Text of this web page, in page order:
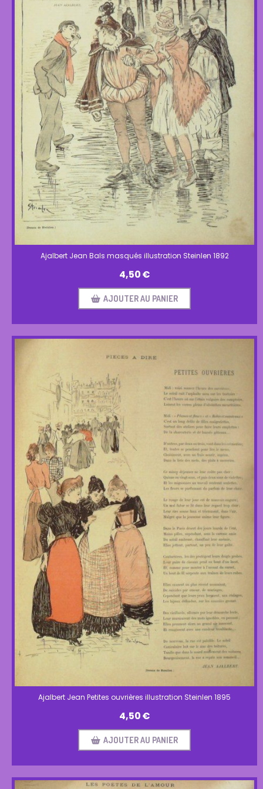
Ajalbert Jean Bals masqués illustration Steinlen 1892
4,50€
AJOUTER AU PANIER
Ajalbert Jean Petites ouvrières illustration Steinlen 1895
4,50€
AJOUTER AU PANIER